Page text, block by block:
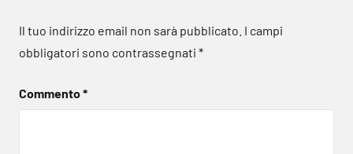
Il tuo indirizzo email non sarà pubblicato. I campi
obbligatori sono contrassegnati *
Commento*